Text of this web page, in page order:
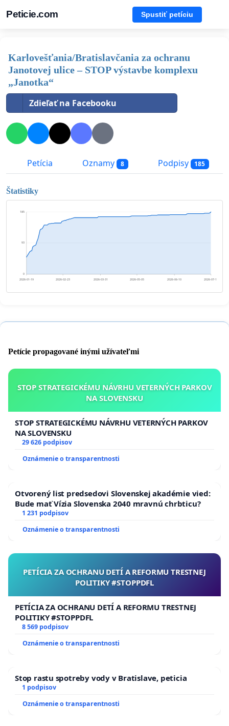
Peticie.com Spustiť petíciu
Karlovešťania/Bratislavčania za ochranu
Janotovej ulice – STOP výstavbe komplexu
„Janotka“
Zdieľať na Facebooku
Petícia Oznamy 8 Podpisy 185
Štatistiky
0
93
185
2026-01-19 2026-02-23 2026-03-31 2026-05-05 2026-06-10 2026-07-15
Petície propagované inými užívateľmi
STOP STRATEGICKÉMU NÁVRHU VETERNÝCH PARKOV
NA SLOVENSKU
STOP STRATEGICKÉMU NÁVRHU VETERNÝCH PARKOV
NA SLOVENSKU
29 626 podpisov
Oznámenie o transparentnosti
Otvorený list predsedovi Slovenskej akadémie vied:
Bude mať Vízia Slovenska 2040 mravnú chrbticu?
1 231 podpisov
Oznámenie o transparentnosti
PETÍCIA ZA OCHRANU DETÍ A REFORMU TRESTNEJ
POLITIKY #STOPPDFL
PETÍCIA ZA OCHRANU DETÍ A REFORMU TRESTNEJ
POLITIKY #STOPPDFL
8 569 podpisov
Oznámenie o transparentnosti
Stop rastu spotreby vody v Bratislave, peticia
1 podpisov
Oznámenie o transparentnosti